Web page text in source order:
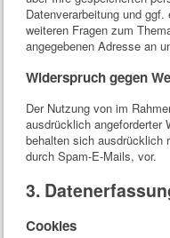
Datenverarbeitung und
weiteren Fragen zum
angegebenen Adresse an
Widerspruch gegen
Der Nutzung von im
ausdrücklich angeforderter
behalten sich ausdrücklich
durch Spam-E-Mails, vor.
3.
Cookies